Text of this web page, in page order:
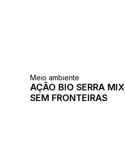
Meio ambiente
AÇÃO BIO SERRA
SEM FRONTEIRAS